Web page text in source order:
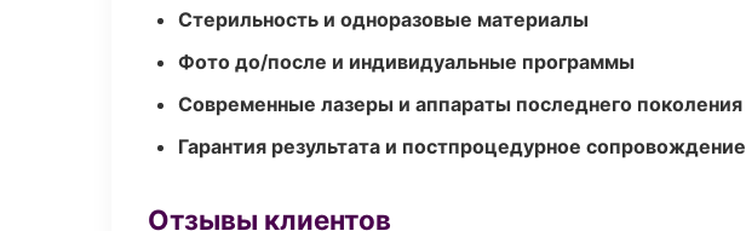
Стерильность и одноразовые материалы
Фото до/после и индивидуальные программы
Современные лазеры и аппараты последнего поколения
Гарантия результата и постпроцедурное сопровождение
Отзывы клиентов